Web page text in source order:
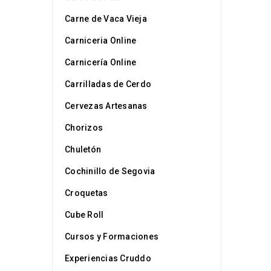
Carne de Vaca Vieja
Carniceria Online
Carnicería Online
Carrilladas de Cerdo
Cervezas Artesanas
Chorizos
Chuletón
Cochinillo de Segovia
Croquetas
Cube Roll
Cursos y Formaciones
Experiencias Cruddo